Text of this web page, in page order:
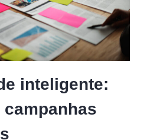
inteligente: